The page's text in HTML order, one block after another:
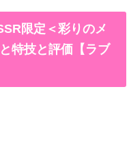
限定＜彩りのメ
特技と評価【ラブ